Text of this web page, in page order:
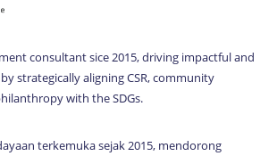
consultant sice 2015, driving impactful and
strategically aligning CSR, community
with the SDGs.
terkemuka sejak 2015, mendorong